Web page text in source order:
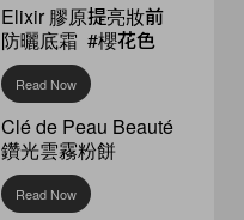
Elixir 膠原提亮妝前
防曬底霜 #櫻花色
Read Now
Clé de Peau Beauté
鑽光雲霧粉餅
Read Now